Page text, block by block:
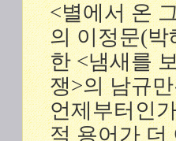
<별에서 온
의 이정문(박
한 <냄새를
쟁>의 남규
언제부터인
적 용어가 더